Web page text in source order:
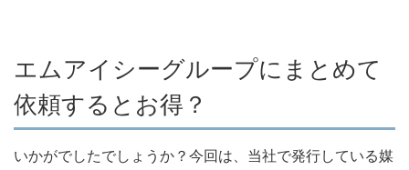
エムアイシーグループにまとめて
依頼するとお得？
いかがでしたでしょうか？今回は、当社で発行している媒